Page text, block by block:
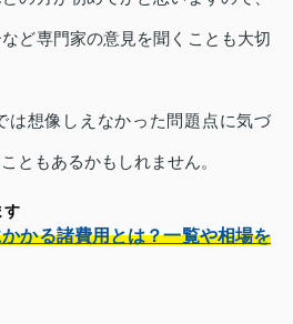
ど専門家の意見を聞くことも大切
は想像しえなかった問題点に気づ
ともあるかもしれません。
す
かる諸費用とは？一覧や相場を